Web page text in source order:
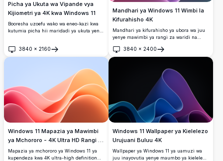
Picha ya Ukuta wa Vipande vya
Kijiometri ya 4K kwa Windows 11
Booresha uzoefu wako wa eneo-kazi kwa
kutumia picha hii maridadi ya ukuta yenye
maumbo ya samawi ya kupendeza ambayo
yamepangwa katika mtindo wa kisasa na
laini yenye mwonekano wa kivuli, picha hii
ya azimio la juu inaleta hisia ya kisasa
kwenye skrini yako. Inafaa kwa wataalamu
na wapenda ubunifu, inaongeza mguso
wa usasa na ufanisi kwa eneo lolote la
kazi.
3840 × 2160
Fungua
Mandhari ya Windows 11 Wimbi la
Kifurahisho 4K
Mandhari ya kifurahisho ya ubora wa juu
yenye mawimbi ya rangi za waridi na
mazingira ya bluu laini. Bora kwa
ubinafsishaji wa desktop ya Windows 11 na
mchangamano zinazoleta uzoefu wa
kuona wa utulivu lakini wenye nguvu.
3840 × 2400
Fungua
Windows 11 Mapazia ya Mawimbi
ya Mchororo - 4K Ultra HD Rangi ya
Orange Pink Desktop Background
Mapazia ya mchororo ya Windows 11 ya
kupendeza kwa 4K ultra-high definition
Windows 11 Wallpaper ya Kielelezo
Urujuani Buluu 4K
Wallpaper ya Windows 11 ya uamuzi wa
juu inayovutia yenye maumbo ya kielelezo